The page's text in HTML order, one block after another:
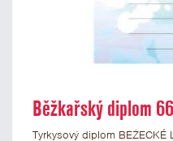
Běžkařský diplom
Tyrkysový diplom BEŽECKÉ